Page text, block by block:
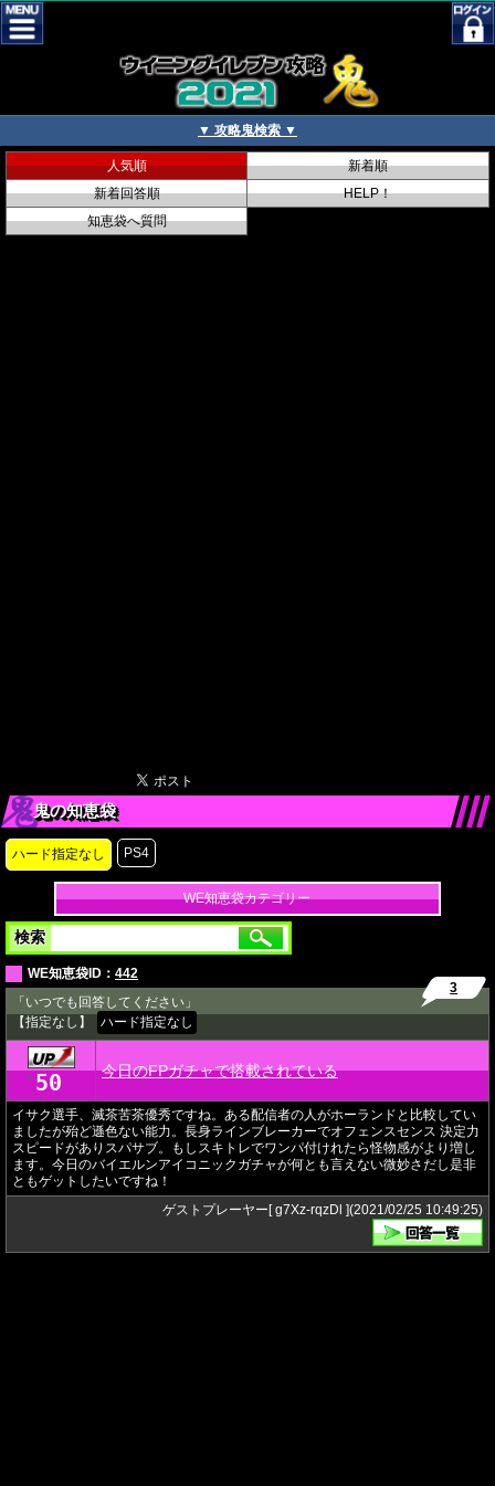
▼ 攻略鬼検索 ▼
人気順
新着順
新着回答順
HELP！
知恵袋へ質問
鬼の知恵袋
ハード指定なし PS4
WE知恵袋カテゴリー
検索
WE知恵袋ID： 442
「いつでも回答してください」
【指定なし】
ハード指定なし
3
★ 50 今日のFPガチャで搭載されている
イサク選手、滅茶苦茶優秀ですね。ある配信者の人がホーランドと比較してい
ましたが殆ど遜色ない能力。長身ラインブレーカーでオフェンスセンス 決定力
スピードがありスパサブ。もしスキトレでワンパ付けれたら怪物感がより増し
ます。今日のバイエルンアイコニックガチャが何とも言えない微妙さだし是非
ともゲットしたいですね！
ゲストプレーヤー[ g7Xz-rqzDl ](2021/02/25 10:49:25)